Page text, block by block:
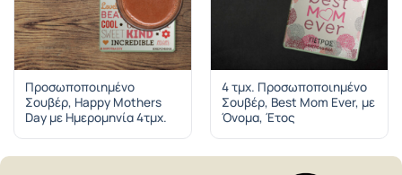
Προσωποποιημένο
Σουβέρ, Happy Mothers
Day με Ημερομηνία 4τμχ.
4 τμχ. Προσωποποιημένο
Σουβέρ, Best Mom Ever, με
Όνομα, Έτος